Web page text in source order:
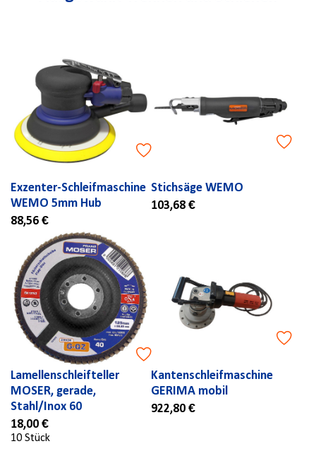
Exzenter-Schleifmaschine
WEMO 5mm Hub
88,56 €
Stichsäge WEMO
103,68 €
Lamellenschleifteller
MOSER, gerade,
Stahl/Inox 60
18,00 €
10 Stück
Kantenschleifmaschine
GERIMA mobil
922,80 €